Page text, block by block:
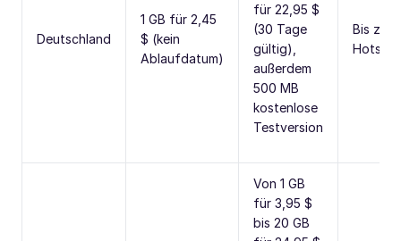
Deutschland
1 GB für 2,45
$ (kein
Ablaufdatum)
für 22,95 $
(30 Tage
gültig),
außerdem
500 MB
kostenlose
Testversion
Bis zu
Von 1 GB
für 3,95 $
bis 20 GB